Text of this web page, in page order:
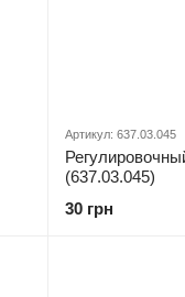
Артикул: 637.03.045
(637.03.045)
30 грн